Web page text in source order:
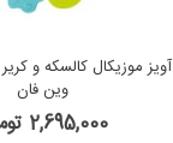
آویز موزیکال کالسکه و
وین فان
2,695,000 تومان